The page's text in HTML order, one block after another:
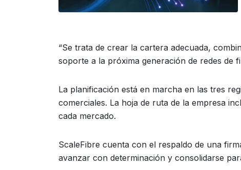
“Se trata de crear la cartera adecuada,
soporte a la próxima generación de redes de
La planificación está en marcha en las tres
comerciales. La hoja de ruta de la empresa
cada mercado.
ScaleFibre cuenta con el respaldo de una
avanzar con determinación y consolidarse